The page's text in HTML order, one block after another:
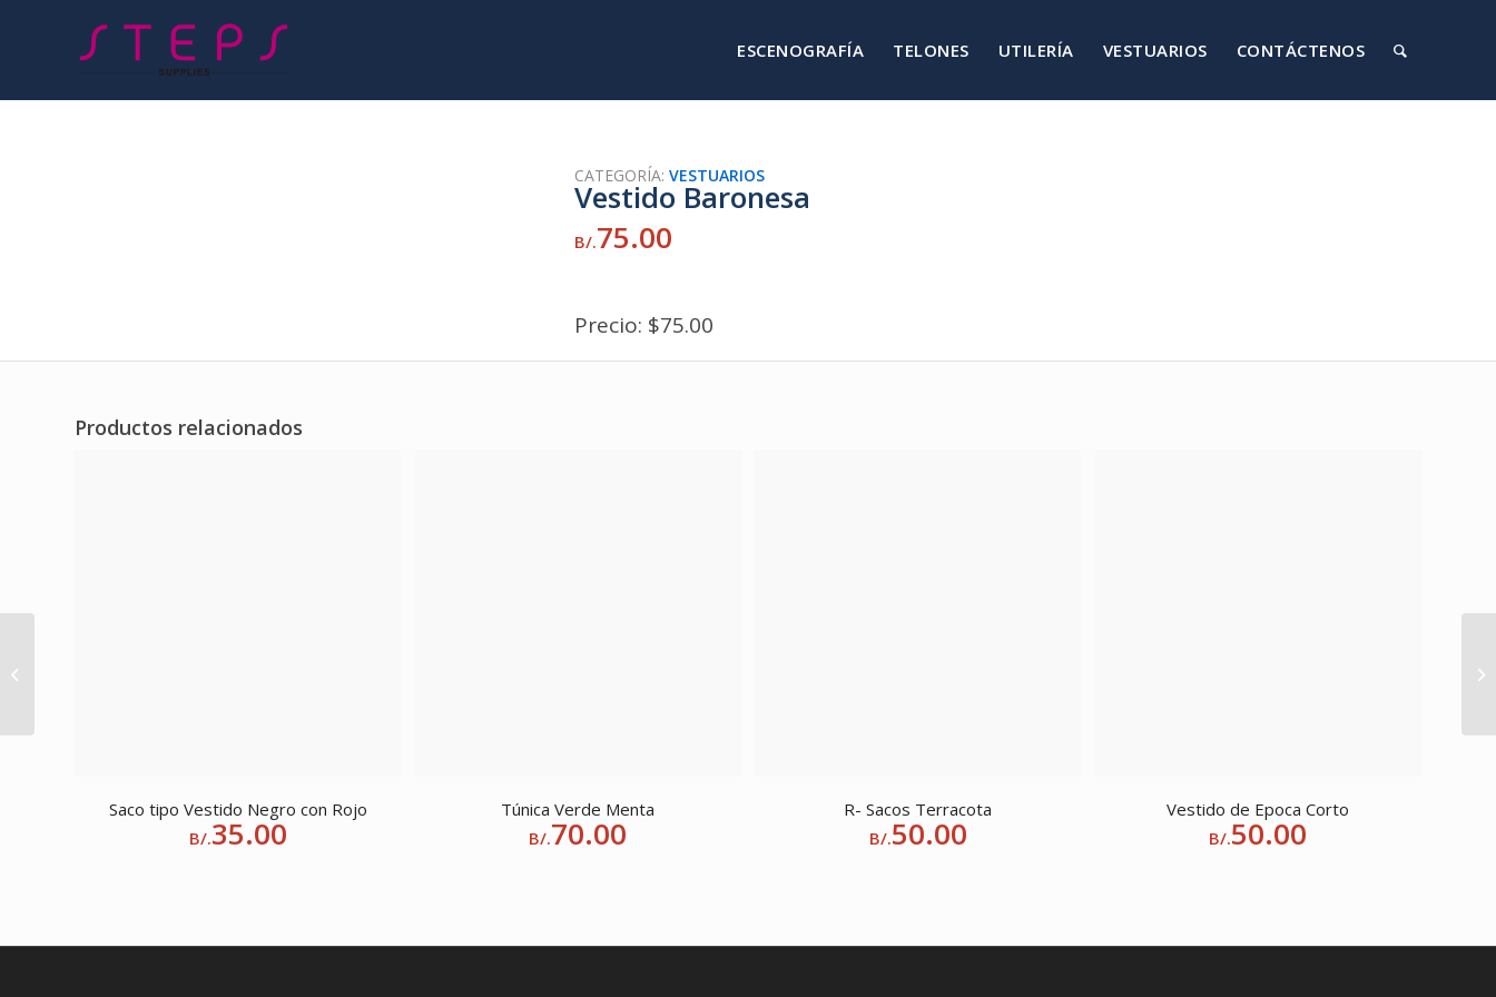
ESCENOGRAFÍA TELONES UTILERÍA VESTUARIOS CONTÁCTENOS
CATEGORÍA:VESTUARIOS
Vestido Baronesa
B/.75.00
Precio: $75.00
Productos relacionados
Saco tipo Vestido Negro con Rojo
B/.35.00
Túnica Verde Menta
B/.70.00
R- Sacos Terracota
B/.50.00
Vestido de Epoca Corto
B/.50.00